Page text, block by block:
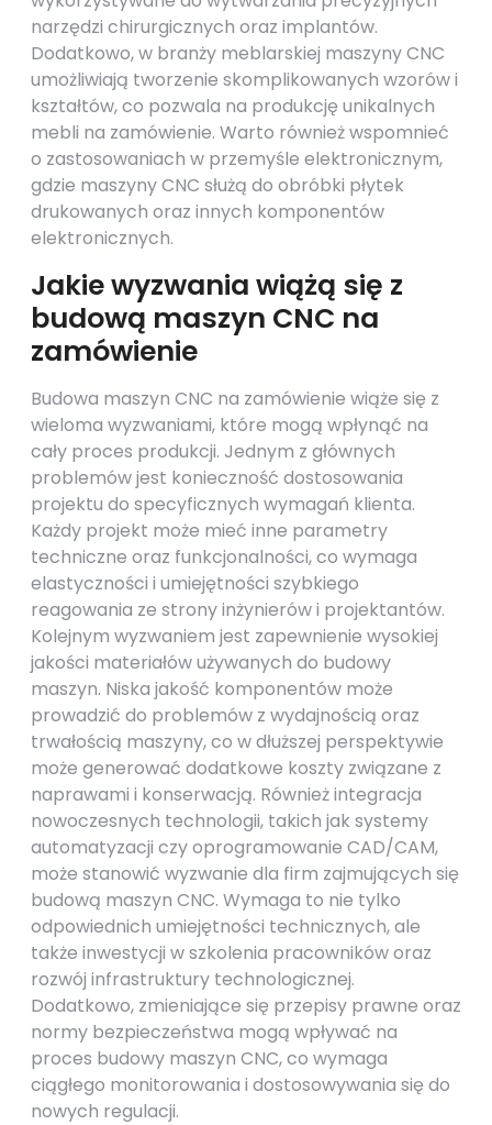
narzędzi chirurgicznych oraz implantów.
Dodatkowo, w branży meblarskiej maszyny CNC
umożliwiają tworzenie skomplikowanych wzorów i
kształtów, co pozwala na produkcję unikalnych
mebli na zamówienie. Warto również wspomnieć
o zastosowaniach w przemyśle elektronicznym,
gdzie maszyny CNC służą do obróbki płytek
drukowanych oraz innych komponentów
elektronicznych.
Jakie wyzwania wiążą się z
budową maszyn CNC na
zamówienie
Budowa maszyn CNC na zamówienie wiąże się z
wieloma wyzwaniami, które mogą wpłynąć na
cały proces produkcji. Jednym z głównych
problemów jest konieczność dostosowania
projektu do specyficznych wymagań klienta.
Każdy projekt może mieć inne parametry
techniczne oraz funkcjonalności, co wymaga
elastyczności i umiejętności szybkiego
reagowania ze strony inżynierów i projektantów.
Kolejnym wyzwaniem jest zapewnienie wysokiej
jakości materiałów używanych do budowy
maszyn. Niska jakość komponentów może
prowadzić do problemów z wydajnością oraz
trwałością maszyny, co w dłuższej perspektywie
może generować dodatkowe koszty związane z
naprawami i konserwacją. Również integracja
nowoczesnych technologii, takich jak systemy
automatyzacji czy oprogramowanie CAD/CAM,
może stanowić wyzwanie dla firm zajmujących się
budową maszyn CNC. Wymaga to nie tylko
odpowiednich umiejętności technicznych, ale
także inwestycji w szkolenia pracowników oraz
rozwój infrastruktury technologicznej.
Dodatkowo, zmieniające się przepisy prawne oraz
normy bezpieczeństwa mogą wpływać na
proces budowy maszyn CNC, co wymaga
ciągłego monitorowania i dostosowywania się do
nowych regulacji.